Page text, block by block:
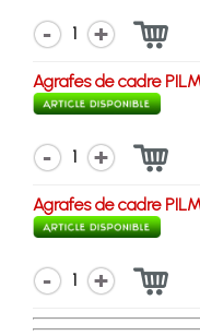
1
Agrafes de cadre
1
Agrafes de cadre
1